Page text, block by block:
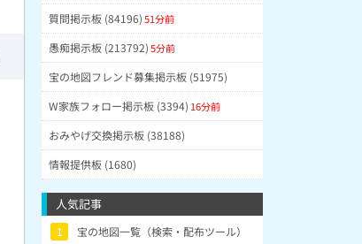
質問掲示板 (84196)51分前
愚痴掲示板 (213792)5分前
宝の地図フレンド募集掲示板 (51975)
W家族フォロー掲示板 (3394) 16分前
おみやげ交換掲示板 (38188)
情報提供板 (1680)
人気記事
1 宝の地図一覧（検索・配布ツール）